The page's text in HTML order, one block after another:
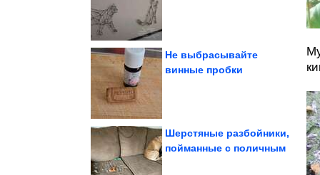
Не выбрасывайте
винные пробки
Шерстяные разбойники,
пойманные с поличным